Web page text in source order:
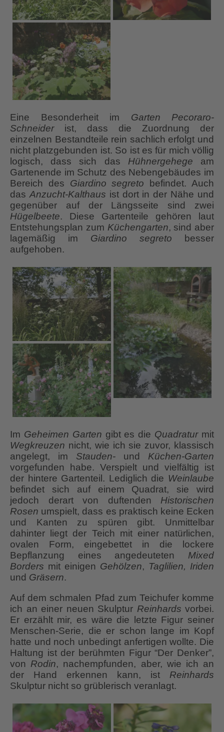
Eine Besonderheit im Garten Pecoraro-
Schneiderist, dass die Zuordnung der
einzelnen Bestandteile rein sachlich erfolgt und
nicht platzgebunden ist. So ist es für mich völlig
logisch, dass sich das Hühnergehege am
Gartenende im Schutz des Nebengebäudes im
Bereich des Giardino segreto befindet. Auch
dasAnzucht-Kalthaus ist dort in der Nähe und
gegenüber auf der Längsseite sind zwei
Hügelbeete. Diese Gartenteile gehören laut
Entstehungsplan zum Küchengarten, sind aber
lagemäßig im Giardino segreto besser
aufgehoben.
Im Geheimen Garten gibt es die Quadraturmit
Wegkreuzen nicht, wie ich sie zuvor, klassisch
angelegt, im Stauden- und Küchen-Garten
vorgefunden habe. Verspielt und vielfältig ist
der hintere Gartenteil. Lediglich die Weinlaube
befindet sich auf einem Quadrat, sie wird
jedoch derart von duftenden Historischen
Rosen umspielt, dass es praktisch keine Ecken
und Kanten zu spüren gibt. Unmittelbar
dahinter liegt der Teich mit einer natürlichen,
ovalen Form, eingebettet in die lockere
Bepflanzung eines angedeuteten Mixed
Borders mit einigen Gehölzen, Taglilien, Iriden
und Gräsern.
Auf dem schmalen Pfad zum Teichufer komme
ich an einer neuen Skulptur Reinhards vorbei.
Er erzählt mir, es wäre die letzte Figur seiner
Menschen-Serie, die er schon lange im Kopf
hatte und noch unbedingt anfertigen wollte. Die
Haltung ist der berühmten Figur “Der Denker”,
von Rodin, nachempfunden, aber, wie ich an
der Hand erkennen kann, ist Reinhards
Skulptur nicht so grüblerisch veranlagt.